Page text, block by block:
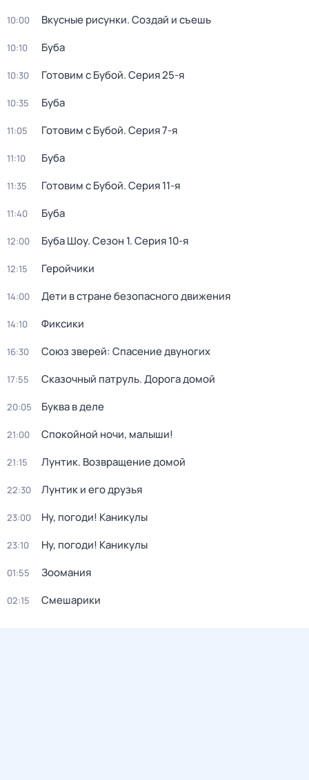
10:00 Вкусные рисунки. Создай и съешь
10:10 Буба
10:30 Готовим с Бубой. Серия 25-я
10:35 Буба
11:05 Готовим с Бубой. Серия 7-я
11:10 Буба
11:35 Готовим с Бубой. Серия 11-я
11:40 Буба
12:00 Буба Шоу. Сезон 1. Серия 10-я
12:15 Геройчики
14:00 Дети в стране безопасного движения
14:10 Фиксики
16:30 Союз зверей: Спасение двуногих
17:55 Сказочный патруль. Дорога домой
20:05 Буква в деле
21:00 Спокойной ночи, малыши!
21:15 Лунтик. Возвращение домой
22:30 Лунтик и его друзья
23:00 Ну, погоди! Каникулы
23:10 Ну, погоди! Каникулы
01:55 Зоомания
02:15 Смешарики